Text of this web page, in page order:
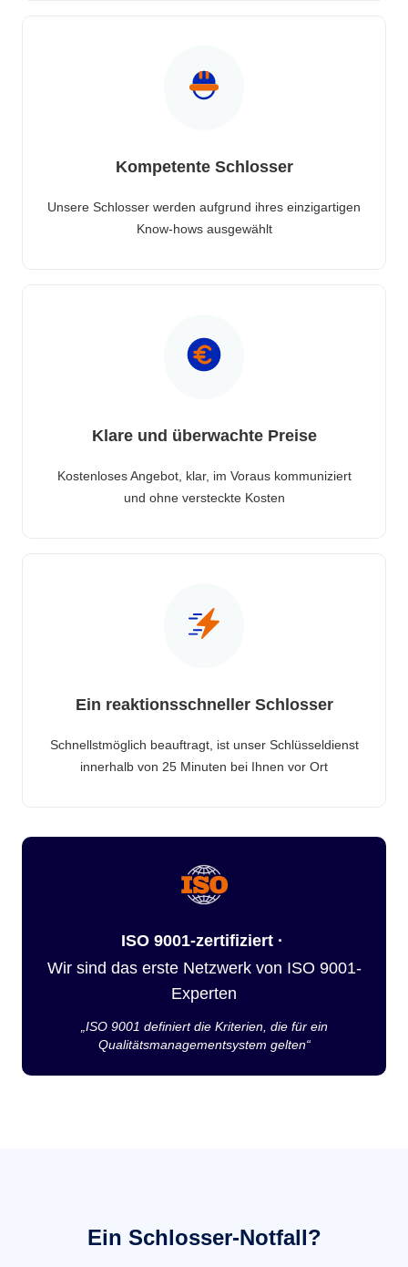
Kompetente Schlosser
Unsere Schlosser werden aufgrund ihres einzigartigen
Know-hows ausgewählt
Klare und überwachte Preise
Kostenloses Angebot, klar, im Voraus kommuniziert
und ohne versteckte Kosten
Ein reaktionsschneller Schlosser
Schnellstmöglich beauftragt, ist unser Schlüsseldienst
innerhalb von 25 Minuten bei Ihnen vor Ort
ISO 9001-zertifiziert ·
Wir sind das erste Netzwerk von ISO 9001-
Experten
„ISO 9001 definiert die Kriterien, die für ein
Qualitätsmanagementsystem gelten“
Ein Schlosser-Notfall?